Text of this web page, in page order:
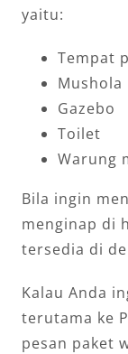
yaitu:
Tempat
Mushola
Gazebo
Toilet
Warung
Bila ingin
menginap di
tersedia di
Kalau Anda
terutama ke
pesan paket